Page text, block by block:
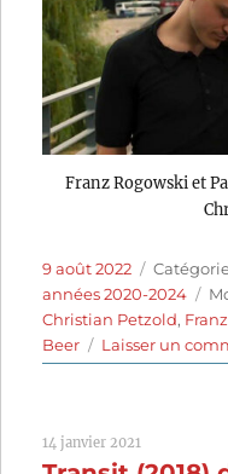
Franz Rogowski et
Publié
le
9 août 2022
années 2020-2024
Christian Petzold,
Beer
Laisser un
14 janvier 2021